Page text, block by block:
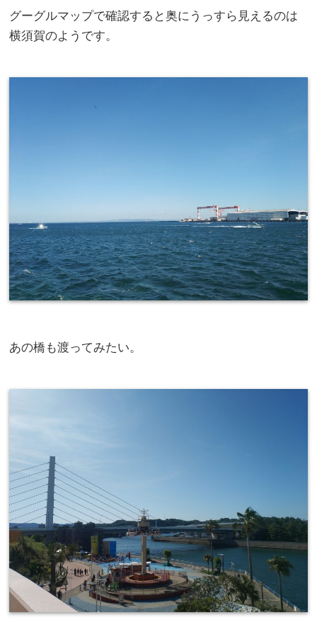
グーグルマップで確認すると奥にうっすら見えるのは
横須賀のようです。
あの橋も渡ってみたい。